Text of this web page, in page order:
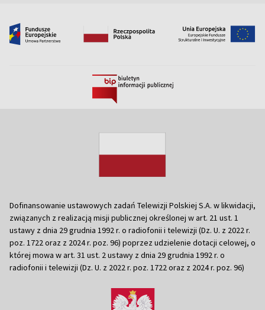
Dofinansowanie ustawowych zadań Telewizji Polskiej S.A. w likwidacji,
związanych z realizacją misji publicznej określonej w art. 21 ust. 1
ustawy z dnia 29 grudnia 1992 r. o radiofonii i telewizji (Dz. U. z 2022 r.
poz. 1722 oraz z 2024 r. poz. 96) poprzez udzielenie dotacji celowej, o
której mowa w art. 31 ust. 2 ustawy z dnia 29 grudnia 1992 r. o
radiofonii i telewizji (Dz. U. z 2022 r. poz. 1722 oraz z 2024 r. poz. 96)